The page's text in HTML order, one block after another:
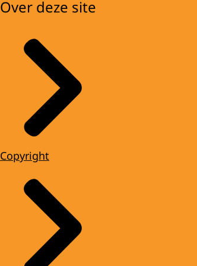
Over deze site
Copyright